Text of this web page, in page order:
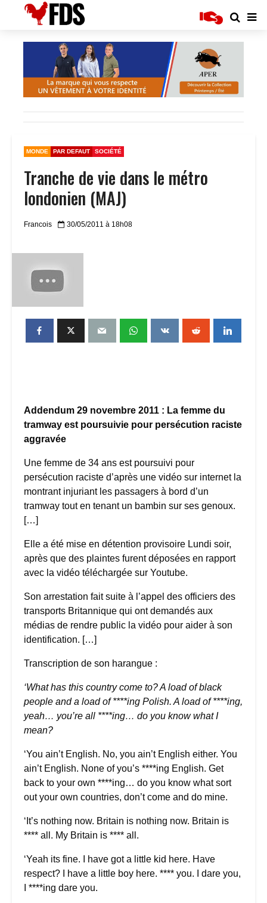
MONDE PAR DEFAUT SOCIÉTÉ
Tranche de vie dans le métro
londonien (MAJ)
Francois 30/05/2011 à 18h08
Addendum 29 novembre 2011 : La femme du
tramway est poursuivie pour persécution raciste
aggravée
Une femme de 34 ans est poursuivi pour
persécution raciste d’après une vidéo sur internet la
montrant injuriant les passagers à bord d’un
tramway tout en tenant un bambin sur ses genoux.
[…]
Elle a été mise en détention provisoire Lundi soir,
après que des plaintes furent déposées en rapport
avec la vidéo téléchargée sur Youtube.
Son arrestation fait suite à l’appel des officiers des
transports Britannique qui ont demandés aux
médias de rendre public la vidéo pour aider à son
identification. […]
Transcription de son harangue :
‘What has this country come to? A load of black
people and a load of ****ing Polish. A load of ****ing,
yeah… you’re all ****ing… do you know what I
mean?
‘You ain’t English. No, you ain’t English either. You
ain’t English. None of you’s ****ing English. Get
back to your own ****ing… do you know what sort
out your own countries, don’t come and do mine.
‘It’s nothing now. Britain is nothing now. Britain is
**** all. My Britain is **** all.
‘Yeah its fine. I have got a little kid here. Have
respect? I have a little boy here. **** you. I dare you,
I ****ing dare you.